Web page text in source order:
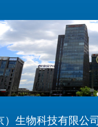
）生物科技有限公司